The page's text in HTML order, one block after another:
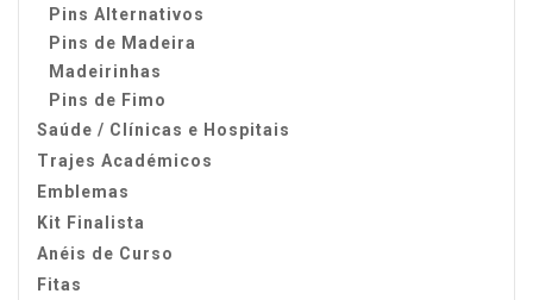
Pins Alternativos
Pins de Madeira
Madeirinhas
Pins de Fimo
Saúde / Clínicas e Hospitais
Trajes Académicos
Emblemas
Kit Finalista
Anéis de Curso
Fitas